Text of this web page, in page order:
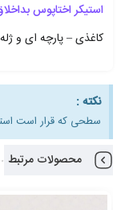
استیکر اختاپوس
کاغذی – پارچه ای و
نکته :
سطحی که قرار است
محصولات مرتبط